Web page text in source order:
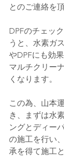
とのご連絡を
DPFのチェッ
うと、水素ガ
やDPFにも効
マルチクリー
くなります。
この為、山本
き、まずは水
ングとディー
の施工を行い
承を得て施工